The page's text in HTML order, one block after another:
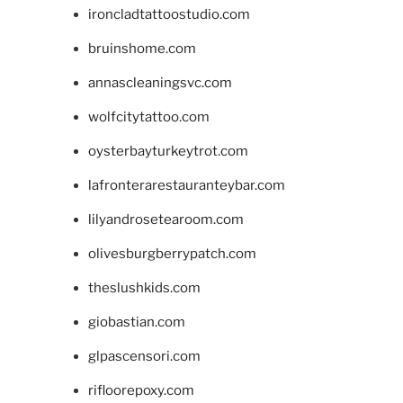
ironcladtattoostudio.com
bruinshome.com
annascleaningsvc.com
wolfcitytattoo.com
oysterbayturkeytrot.com
lafronterarestauranteybar.com
lilyandrosetearoom.com
olivesburgberrypatch.com
theslushkids.com
giobastian.com
glpascensori.com
rifloorepoxy.com